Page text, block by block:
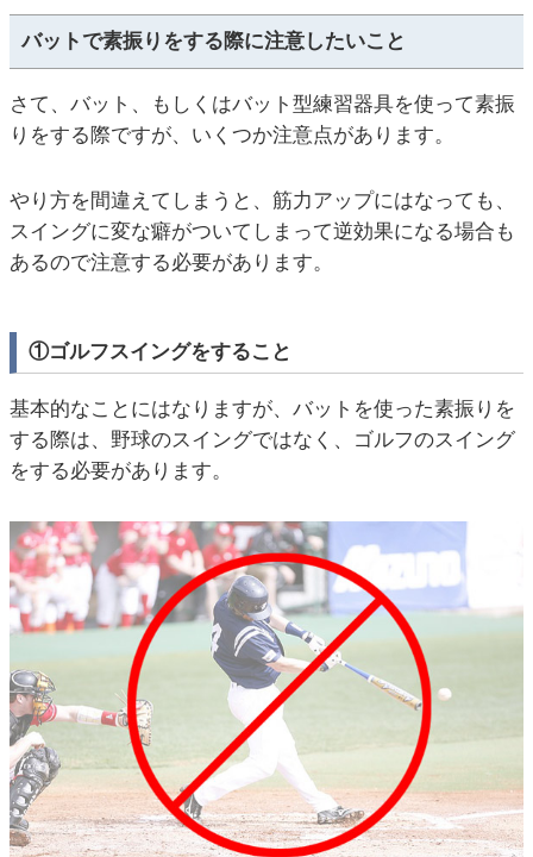
バットで素振りをする際に注意したいこと
さて、バット、もしくはバット型練習器具を使って素振
りをする際ですが、いくつか注意点があります。
やり方を間違えてしまうと、筋力アップにはなっても、
スイングに変な癖がついてしまって逆効果になる場合も
あるので注意する必要があります。
①ゴルフスイングをすること
基本的なことにはなりますが、バットを使った素振りを
する際は、野球のスイングではなく、ゴルフのスイング
をする必要があります。